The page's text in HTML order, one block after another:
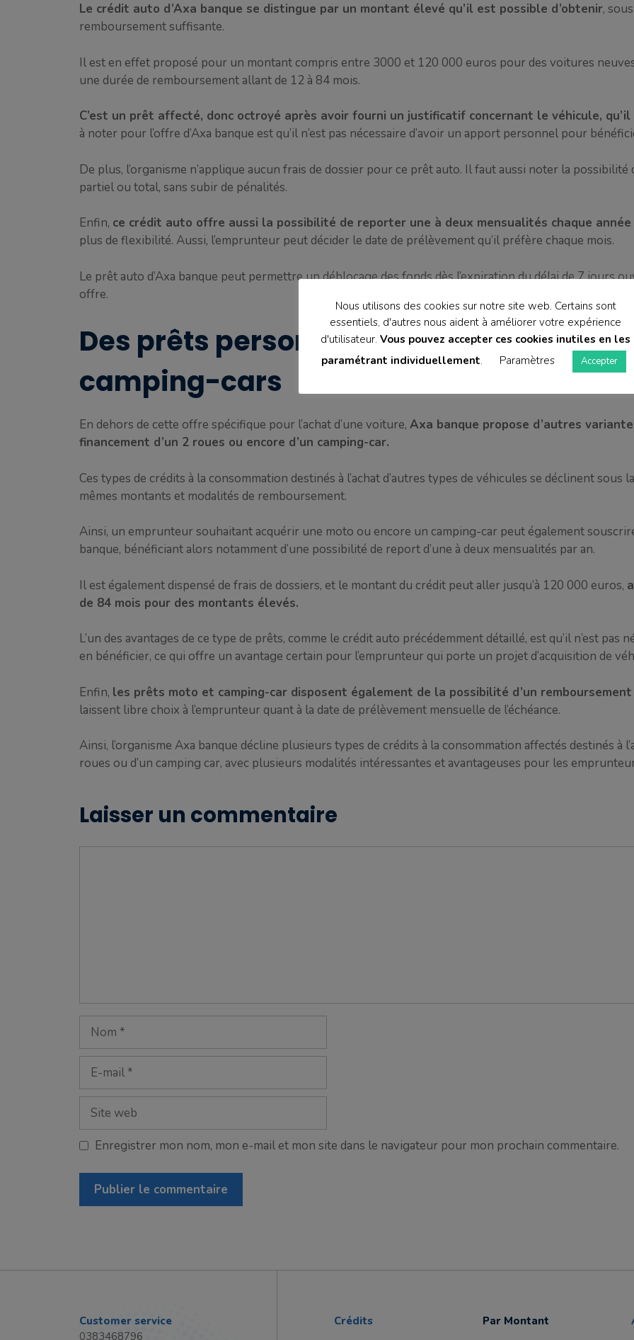
Le crédit auto d’Axa banque se distingue par un montant élevé qu’il est possible d’obtenir,
remboursement suffisante.
Il est en effet proposé pour un montant compris entre 3000 et 120 000 euros pour des voitures
une durée de remboursement allant de 12 à 84 mois.
C’est un prêt affecté, donc octroyé après avoir fourni un justificatif concernant le véhicule, qu’il
à noter pour l’offre d’Axa banque est qu’il n’est pas nécessaire d’avoir un apport personnel pour
De plus, l’organisme n’applique aucun frais de dossier pour ce prêt auto. Il faut aussi noter la
partiel ou total, sans subir de pénalités.
Enfin, ce crédit auto offre aussi la possibilité de reporter une à deux mensualités chaque année
plus de flexibilité. Aussi, l’emprunteur peut décider le date de prélèvement qu’il préfère chaque mois.
Le prêt auto d’Axa banque peut permettre un déblocage des fonds dès l’expiration du délai de 7 jours
offre.
Des prêts personnels Axa banque pour
camping-cars
En dehors de cette offre spécifique pour l’achat d’une voiture, Axa banque propose d’autres
financement d’un 2 roues ou encore d’un camping-car.
Ces types de crédits à la consommation destinés à l’achat d’autres types de véhicules se déclinent sous
mêmes montants et modalités de remboursement.
Ainsi, un emprunteur souhaitant acquérir une moto ou encore un camping-car peut également
banque, bénéficiant alors notamment d’une possibilité de report d’une à deux mensualités par an.
Il est également dispensé de frais de dossiers, et le montant du crédit peut aller jusqu’à 120 000 euros,
de 84 mois pour des montants élevés.
L’un des avantages de ce type de prêts, comme le crédit auto précédemment détaillé, est qu’il n’est
en bénéficier, ce qui offre un avantage certain pour l’emprunteur qui porte un projet d’acquisition de
Enfin, les prêts moto et camping-car disposent également de la possibilité d’un
laissent libre choix à l’emprunteur quant à la date de prélèvement mensuelle de l’échéance.
Ainsi, l’organisme Axa banque décline plusieurs types de crédits à la consommation affectés destinés à
roues ou d’un camping car, avec plusieurs modalités intéressantes et avantageuses pour les
Laisser un commentaire
Nom
mail
Site
web
Enregistrer mon nom, mon e-mail et mon site dans le navigateur pour mon prochain commentaire.
Customer service
0383468796
Crédits
Par Montant
Nous utilisons des cookies sur notre site web. Certains sont
essentiels, d'autres nous aident à améliorer votre expérience
d'utilisateur. Vous pouvez accepter ces cookies inutiles en les
paramétrant individuellement. Paramètres Accepter